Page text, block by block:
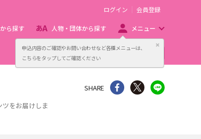
申込内容のご確認やお問い合わせなど各種メニューは、
こちらをタップしてご確認ください
閉じる
ログイン 会員登録
ら探す 人物・団体から探す メニュー
主催者向け販売サービス
をお届けしま
SHARE シェア Twitter